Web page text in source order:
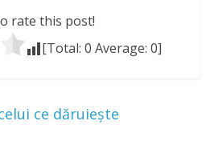
rate this post!
[Total:0 Average:0]
ce dăruiește